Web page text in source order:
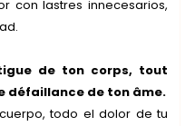
con lastres innecesarios,
de ton corps, tout
défaillance de ton âme.
todo el dolor de tu